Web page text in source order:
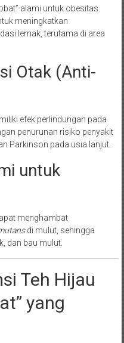
alami untuk obesitas.
meningkatkan
lemak, terutama di area
Otak (Anti-
efek perlindungan pada
penurunan risiko penyakit
Parkinson pada usia lanjut.
untuk
menghambat
di mulut, sehingga
dan bau mulut.
Teh Hijau
yang